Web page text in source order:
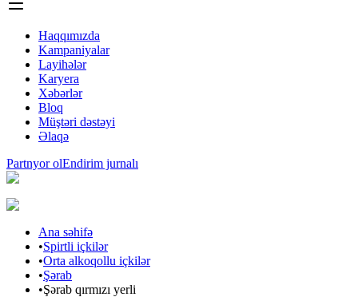
Haqqımızda
Kampaniyalar
Layihələr
Karyera
Xəbərlər
Bloq
Müştəri dəstəyi
Əlaqə
Partnyor olEndirim jurnalı
Ana səhifə
•Spirtli içkilər
•Orta alkoqollu içkilər
•Şərab
•Şərab qırmızı yerli